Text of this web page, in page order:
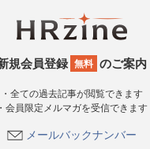
規会員登録 無料 のご案内
・全ての過去記事が閲覧できます
・会員限定メルマガを受信できます
メールバックナンバー